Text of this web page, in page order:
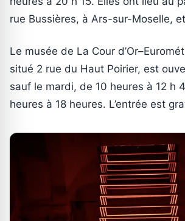
rue Bussières, à Ars-sur-Moselle,
Le musée de La Cour
situé 2 rue du Haut Poirier, est
sauf le mardi, de 10 heures à 12 h
heures à 18 heures. L’entrée est